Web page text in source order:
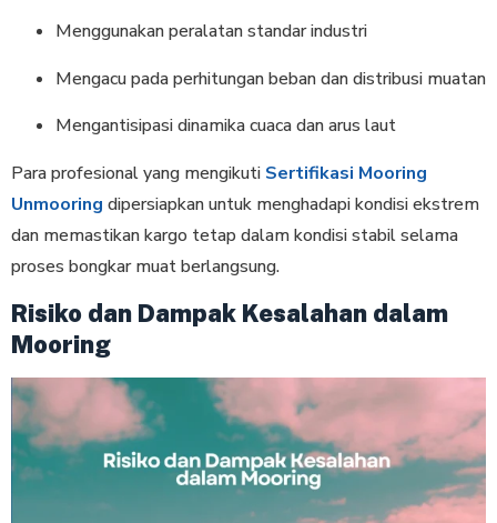
Menggunakan peralatan standar industri
Mengacu pada perhitungan beban dan distribusi muatan
Mengantisipasi dinamika cuaca dan arus laut
Para profesional yang mengikuti Sertifikasi Mooring
Unmooring dipersiapkan untuk menghadapi kondisi ekstrem
dan memastikan kargo tetap dalam kondisi stabil selama
proses bongkar muat berlangsung.
Risiko dan Dampak Kesalahan dalam
Mooring